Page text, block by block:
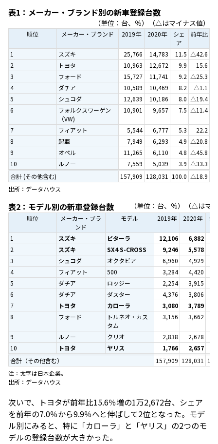
表1：メーカー・ブランド別の新車登録台数
（単位：台、％）（△はマイナス値）
順位 メーカー・ブランド 2019年 2020年
シェ
ア
前年比
1 スズキ 25,766 14,783 11.5 △42.6
2
トヨタ 10,963 12,672 9.9
15.6
3
フォード 15,727 11,741 9.2 △25.3
4
ダチア 10,589 10,469 8.2
△1.1
5
シュコダ 12,639 10,186 8.0 △19.4
6
フォルクスワーゲン
（VW)
10,901 9,657 7.5 △11.4
7 フィアット 5,544 6,777 5.3
22.2
8
起亜 7,949 6,293 4.9 △20.8
9
オペル 11,265 6,110 4.8 △45.8
10
ルノー 7,559 5,039 3.9 △33.3
合計 (その他含む)
157,909 128,031 100.0 △18.9
出所：データハウス
表2：モデル別の新車登録台数 （単位：台、％）（△はマ
順位
メーカー・ブラ
ンド
モデル 2019年 2020年
シ
1
スズキ ビターラ 12,106 6,882
2
スズキ SX4 S-CROSS 9,246 5,578
3
シュコダ オクタビア 6,960 4,929
4
フィアット 500 3,284 4,420
5
ダチア ロッジー 2,254 3,915
6
ダチア ダスター 4,376 3,806
7
トヨタ カローラ 3,080 3,789
8
フォード
トルネオ・カス
タム
3,156 3,662
9 ルノー クリオ 2,838 2,678
10
トヨタ ヤリス 1,766 2,657
合計（その他含む）
157,909 128,031
注：太字は日本企業。
出所：データハウス
次いで、トヨタが前年比15.6％増の1万2,672台、シェア
を前年の7.0％から9.9％へと伸ばして2位となった。モデ
ル別にみると、特に「カローラ」と「ヤリス」の2つのモ
デルの登録台数が大きかった。